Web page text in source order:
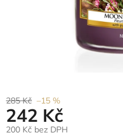
285 Kč –15 %
242 Kč
200 Kč bez DPH